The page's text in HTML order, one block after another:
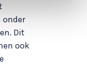
onder
Dit
ook